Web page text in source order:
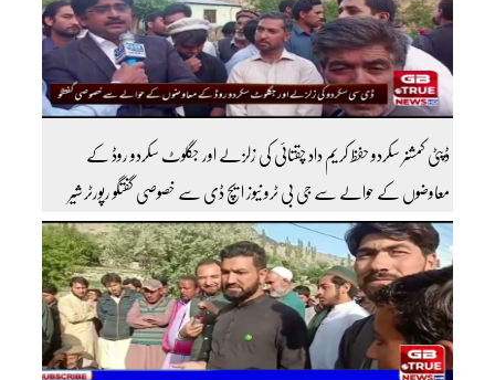
ڈپٹی کمشنر سکردو حفظ کریم داد چقتائی کی زلزلے اور جگلوٹ سکردو روڈ کے
معاوضوں کے حوالے سے جی بی ٹرو نیوز ایچ ڈی سے خصوصی گفتگو رپورٹر شیر
افضل روندو